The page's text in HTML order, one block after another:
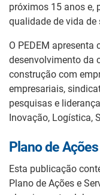
próximos 15 anos e,
qualidade de vida de
O PEDEM
desenvolvimento da
construção com
empresariais,
pesquisas e
Inovação, Logística,
Plano de
Esta publicação
Plano de Ações e